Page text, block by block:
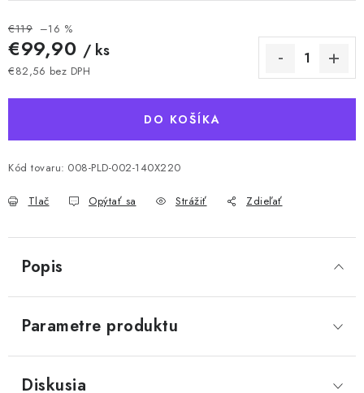
€119 –16 %
€99,90 / ks
€82,56 bez DPH
DO KOŠÍKA
Kód tovaru: 008-PLD-002-140X220
Tlač Opýtať sa Strážiť Zdieľať
Popis
Parametre produktu
Diskusia